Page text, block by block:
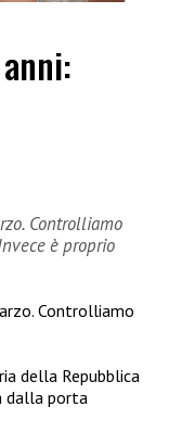
Controlliamo
è proprio
Controlliamo
della Repubblica
dalla porta